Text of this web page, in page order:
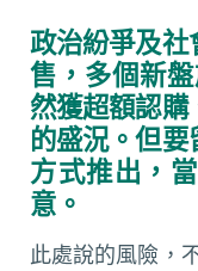
e
b
o
o
k
t
s
A
p
p
h
a
t
i
l
政治紛爭及社
售，多個新
然獲超額認購
的盛況。但
方式推出，
意。
此處說的風險，